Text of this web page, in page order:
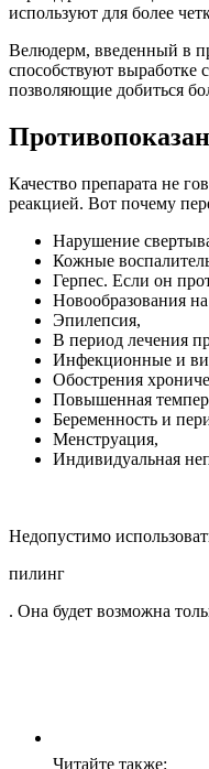
используют для более
Велюдерм, введенный в
способствуют выработке
позволяющие добиться
Качество препарата не
реакцией. Вот почему
Нарушение
Кожные
Герпес. Если он
Новообразования
Эпилепсия,
В период лечения
Инфекционные и
Обострения
Повышенная
Беременность и
Менструация,
Индивидуальная
Недопустимо
пилинг
. Она будет возможна
Читайте также: